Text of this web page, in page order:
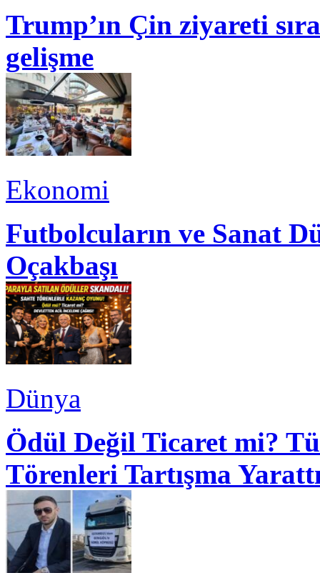
Trump’ın Çin ziyareti
gelişme
Ekonomi
Futbolcuların ve Sanat
Oçakbaşı
Dünya
Ödül Değil Ticaret mi?
Törenleri Tartışma